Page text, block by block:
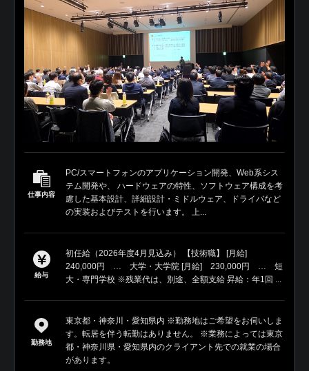
仕事内容
PC/スマートフォンのアプリケーション開発、Web系シス
テム開発や、 ハードウェアの特性、ソフトウェア構成を考
慮した基本設計、詳細設計・ミドルウェア、ドライバなど
の実装およびテストを行います。 上...
給与
初任給（2026年度4月見込み） 【技術職】 [月給]
240,000円 … 大学・大学院 [月給] 230,000円 … 短
大・専門学校 ※残業代は、別途、全額支給 昇給：年1回 ...
勤務地
東京都・神奈川・愛知県内 ※勤務地はご希望をお伺いしま
す。転居を伴う転勤はありません。 ※業務によっては東京
都・神奈川県・愛知県内のクライアント先での就業の場合
があります。